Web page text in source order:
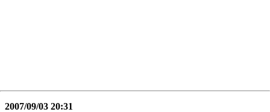
2007/09/03 20:31